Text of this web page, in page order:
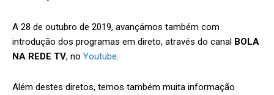
A 28 de outubro de 2019, avançámos também com
introdução dos programas em direto, através do canal BOLA
NA REDE TV, no Youtube
Além destes diretos, temos também muita informação